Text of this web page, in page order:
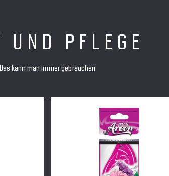
UND PFLEGE
Das kann man immer gebrauchen